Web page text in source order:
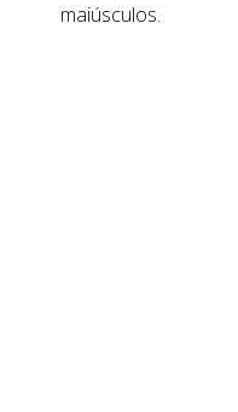
maiúsculos.